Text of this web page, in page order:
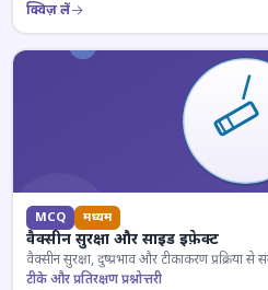
क्विज़ लें
MCQ मध्यम
वैक्सीन सुरक्षा और साइड इफ़ेक्ट
वैक्सीन सुरक्षा, दुष्प्रभाव और टीकाकरण प्रक्रिया से
टीके और प्रतिरक्षण प्रश्नोत्तरी